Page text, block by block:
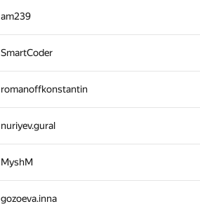
am239
SmartCoder
romanoffkonstantin
nuriyev.gural
MyshM
gozoeva.inna